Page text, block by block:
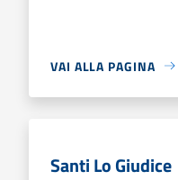
VAI ALLA PAGINA
Santi Lo Giudice